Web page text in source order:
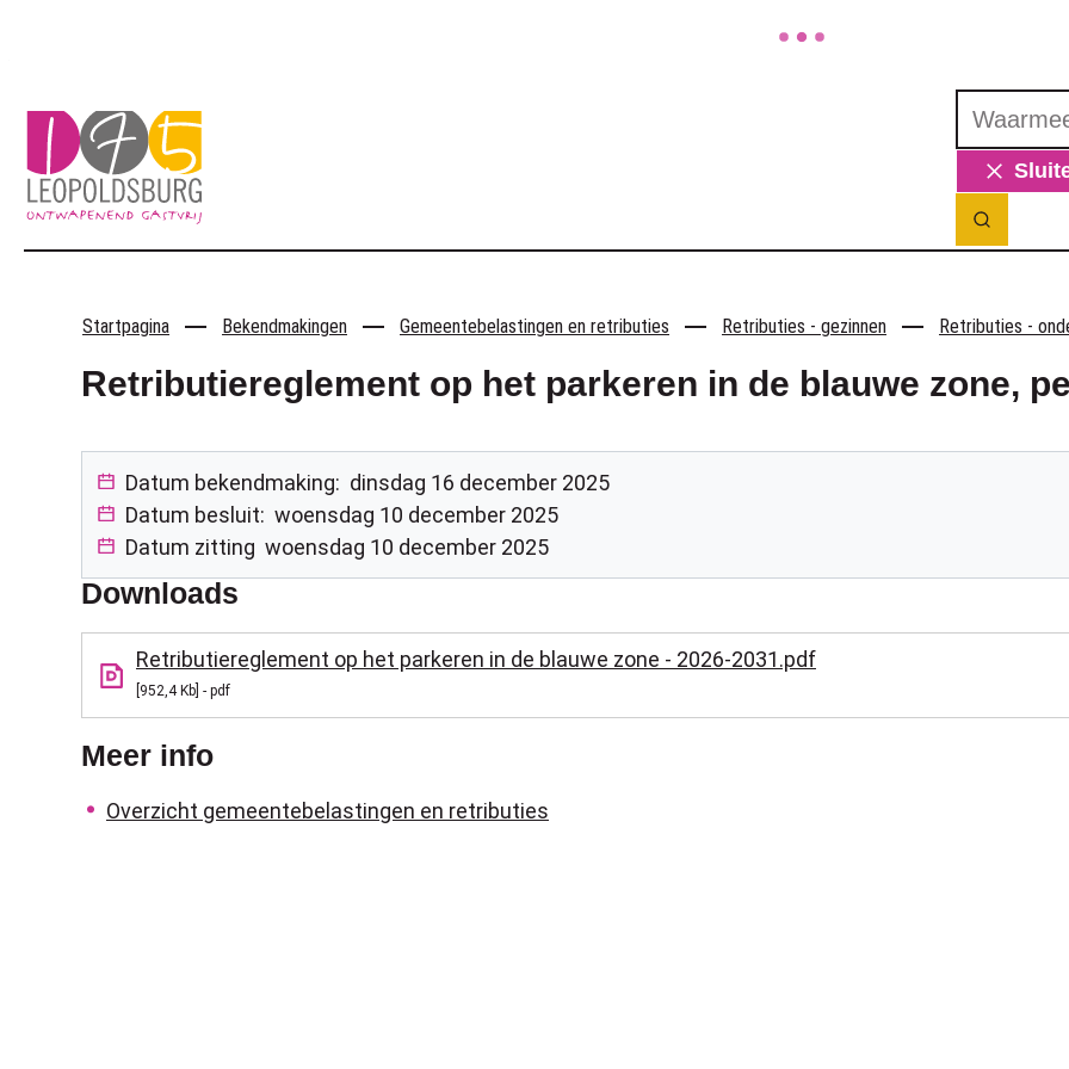
Leopoldsburg
Waarmee
Zoek
Startpagina Bekendmakingen Gemeentebelastingen en retributies Retributies - gezinnen Retributies -
Retributiereglement op het parkeren in de blauwe zone,
Datum bekendmaking: dinsdag 16 december 2025
Datum besluit: woensdag 10 december 2025
Datum zitting woensdag 10 december 2025
Downloads
Retributiereglement op het parkeren in de blauwe zone - 2026-2031.pdf
952,4 Kb pdf
Meer info
Overzicht gemeentebelastingen en retributies